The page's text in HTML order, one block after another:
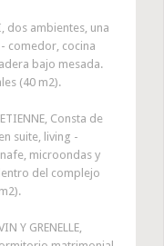
dos ambientes, una
comedor, cocina
bajo mesada.
(40 m2).
ETIENNE, Consta de
suite, living -
microondas y
del complejo
Y GRENELLE,